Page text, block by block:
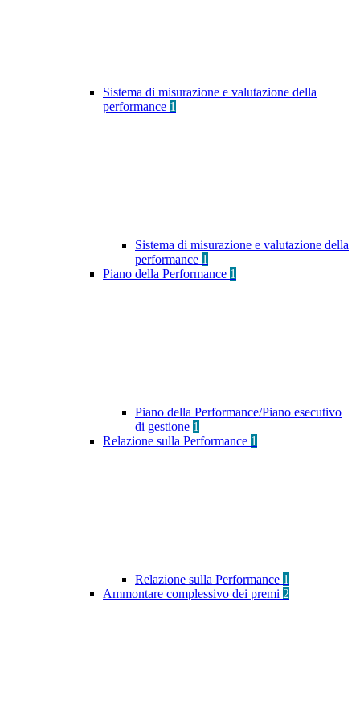
Sistema di misurazione e valutazione della
performance 1
Sistema di misurazione e valutazione della
performance 1
Piano della Performance 1
Piano della Performance/Piano esecutivo
di gestione 1
Relazione sulla Performance 1
Relazione sulla Performance 1
Ammontare complessivo dei premi 2